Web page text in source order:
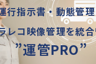
行指示書・動態管
レコ映像管理を統
”運管PRO”